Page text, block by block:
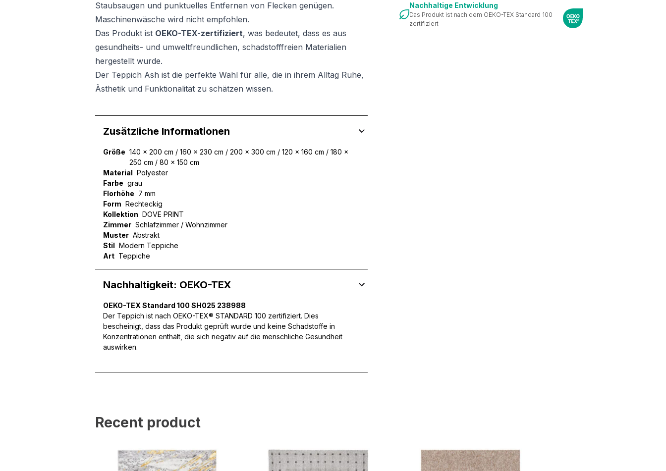
Staubsaugen und punktuelles Entfernen von Flecken genügen.
Maschinenwäsche wird nicht empfohlen.
Das Produkt ist OEKO-TEX-zertifiziert, was bedeutet, dass es aus
gesundheits- und umweltfreundlichen, schadstofffreien Materialien
hergestellt wurde.
Der Teppich Ash ist die perfekte Wahl für alle, die in ihrem Alltag Ruhe,
Ästhetik und Funktionalität zu schätzen wissen.
Nachhaltige Entwicklung
Das Produkt ist nach dem OEKO-TEX Standard 100
zertifiziert
Zusätzliche Informationen
Größe 140 x 200 cm / 160 x 230 cm / 200 x 300 cm / 120 x 160 cm / 180 x
250 cm / 80 x 150 cm
Material Polyester
Farbe grau
Florhöhe 7 mm
Form Rechteckig
Kollektion DOVE PRINT
Zimmer Schlafzimmer / Wohnzimmer
Muster Abstrakt
Stil Modern Teppiche
Art Teppiche
Nachhaltigkeit: OEKO-TEX
OEKO-TEX Standard 100 SH025 238988
Der Teppich ist nach OEKO-TEX® STANDARD 100 zertifiziert. Dies
bescheinigt, dass das Produkt geprüft wurde und keine Schadstoffe in
Konzentrationen enthält, die sich negativ auf die menschliche Gesundheit
auswirken.
Recent product
können und um unseren Traffic zu analysieren. Außerdem geben wir Informationen über Ihre Verwendung unserer
mit weiteren Daten zusammenführen, die Sie ihnen bereitgestellt haben oder die sie im Rahmen Ihrer Nutzung der
Dienste gesammelt haben.
Notwendig
Beispiel das Bereitstellen eines sicheren Log-ins oder das Anpassen Ihrer Zustimmungseinstellungen. Diese Cookies
Präferenz-Cookies ermöglichen es einer Website, Informationen zu speichern, die die Art und Weise ändern, wie die
Statistik